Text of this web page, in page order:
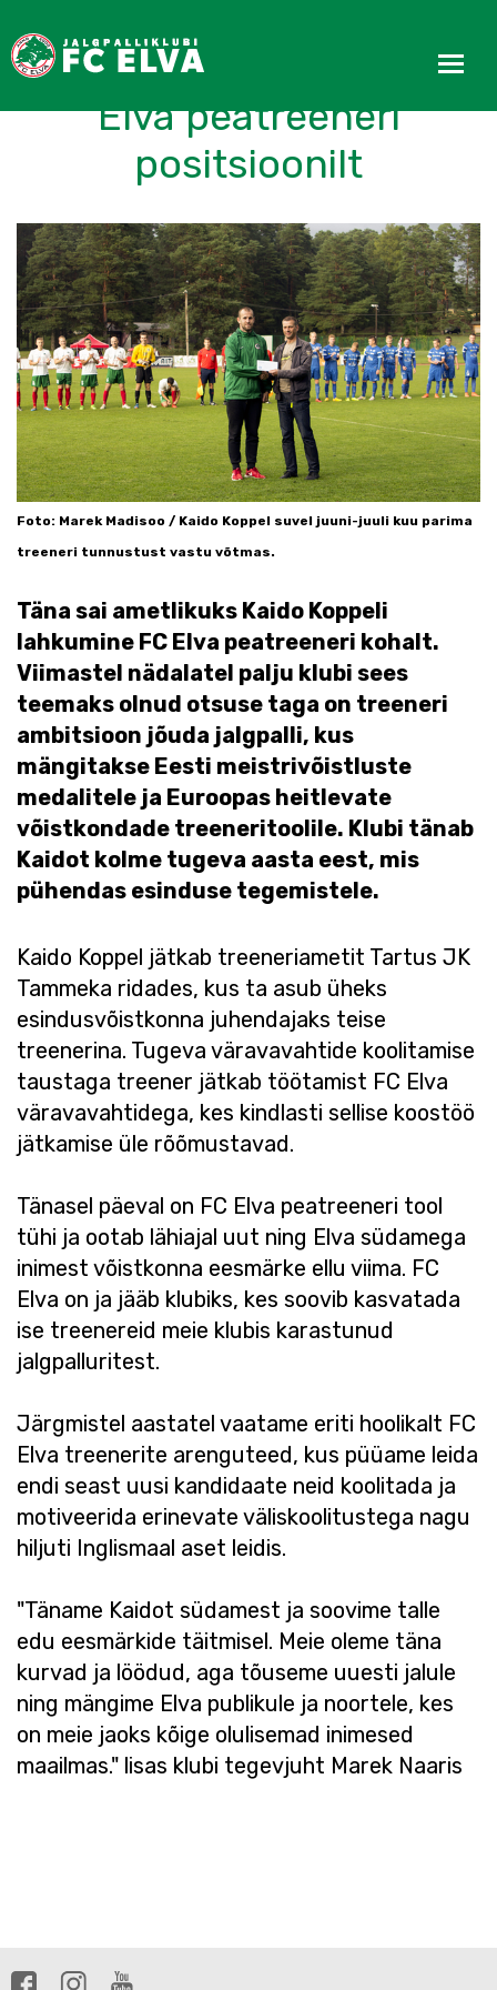
Kaido Koppel lahkus FC
Elva peatreeneri
positsioonilt
Foto: Marek Madisoo / Kaido Koppel suvel juuni-juuli kuu parima
treeneri tunnustust vastu võtmas.
Täna sai ametlikuks Kaido Koppeli
lahkumine FC Elva peatreeneri kohalt.
Viimastel nädalatel palju klubi sees
teemaks olnud otsuse taga on treeneri
ambitsioon jõuda jalgpalli, kus
mängitakse Eesti meistrivõistluste
medalitele ja Euroopas heitlevate
võistkondade treeneritoolile. Klubi tänab
Kaidot kolme tugeva aasta eest, mis
pühendas esinduse tegemistele.
Kaido Koppel jätkab treeneriametit Tartus JK
Tammeka ridades, kus ta asub üheks
esindusvõistkonna juhendajaks teise
treenerina. Tugeva väravavahtide koolitamise
taustaga treener jätkab töötamist FC Elva
väravavahtidega, kes kindlasti sellise koostöö
jätkamise üle rõõmustavad.
Tänasel päeval on FC Elva peatreeneri tool
tühi ja ootab lähiajal uut ning Elva südamega
inimest võistkonna eesmärke ellu viima. FC
Elva on ja jääb klubiks, kes soovib kasvatada
ise treenereid meie klubis karastunud
jalgpalluritest.
Järgmistel aastatel vaatame eriti hoolikalt FC
Elva treenerite arenguteed, kus püüame leida
endi seast uusi kandidaate neid koolitada ja
motiveerida erinevate väliskoolitustega nagu
hiljuti Inglismaal aset leidis.
"Täname Kaidot südamest ja soovime talle
edu eesmärkide täitmisel. Meie oleme täna
kurvad ja löödud, aga tõuseme uuesti jalule
ning mängime Elva publikule ja noortele, kes
on meie jaoks kõige olulisemad inimesed
maailmas." lisas klubi tegevjuht Marek Naaris